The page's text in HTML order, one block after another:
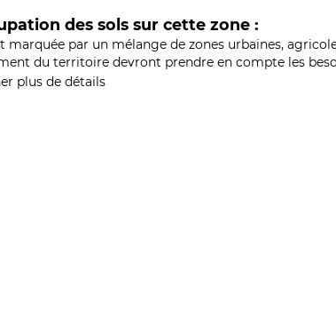
des sols sur cette zone :
par un mélange de zones urbaines,
du territoire devront prendre en compte les
plus de détails